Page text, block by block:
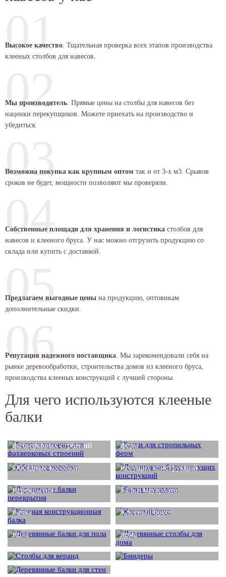
01
Высокое качество. Тщательная проверка всех этапов производства
клееных столбов для навесов.
02
Мы производитель. Прямые цены на столбы для навесов без
наценки перекупщиков. Можете приехать на производство и
убедиться.
03
Возможна покупка как крупным оптом так и от 3-х м3. Срывов
сроков не будет, мощности позволяют мы проверяли.
04
Собственные площади для хранения и логистика столбов для
навесов и клееного бруса. У нас можно отгрузить продукцию со
склада или купить с доставкой.
05
Предлагаем выгодные цены на продукцию, оптовикам
дополнительные скидки.
06
Репутация надежного поставщика. Мы зарекомендовали себя на
рынке деревообработки, строительства домов из клееного бруса,
производства клееных конструкций с лучшей стороны.
Для чего используются клееные
балки
фахверковых строений
ферм
Обсадные коробки
Деревянные балки
несущих конструкций
Деревянные балки
перекрытия
Балки мауэрлата
Клееная конструкционная
балка
Клееный брус
Деревянные балки для
пола
Деревянные столбы для
дома
Столбы для веранд
Биндеры
Деревянные балки для
стен